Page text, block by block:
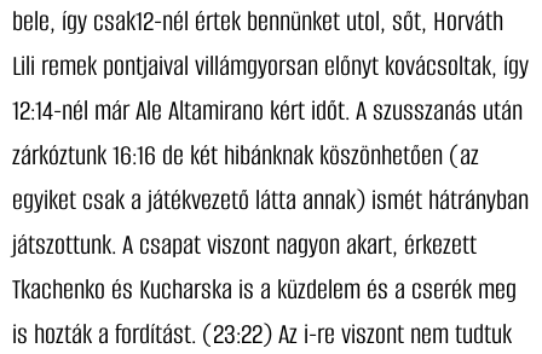
bele, így csak12-nél értek bennünket utol, sőt, Horváth
Lili remek pontjaival villámgyorsan előnyt kovácsoltak, így
12:14-nél már Ale Altamirano kért időt. A szusszanás után
zárkóztunk 16:16 de két hibánknak köszönhetően (az
egyiket csak a játékvezető látta annak) ismét hátrányban
játszottunk. A csapat viszont nagyon akart, érkezett
Tkachenko és Kucharska is a küzdelem és a cserék meg
is hozták a fordítást. (23:22) Az i-re viszont nem tudtuk